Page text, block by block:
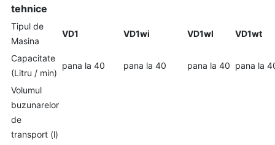
tehnice
Tipul de
Masina
VD1 VD1wi VD1wl VD1wt
Capacitate
(Litru / min)
pana la 40 pana la 40 pana la 40 pana la
Volumul
buzunarelor
de
transport (l)